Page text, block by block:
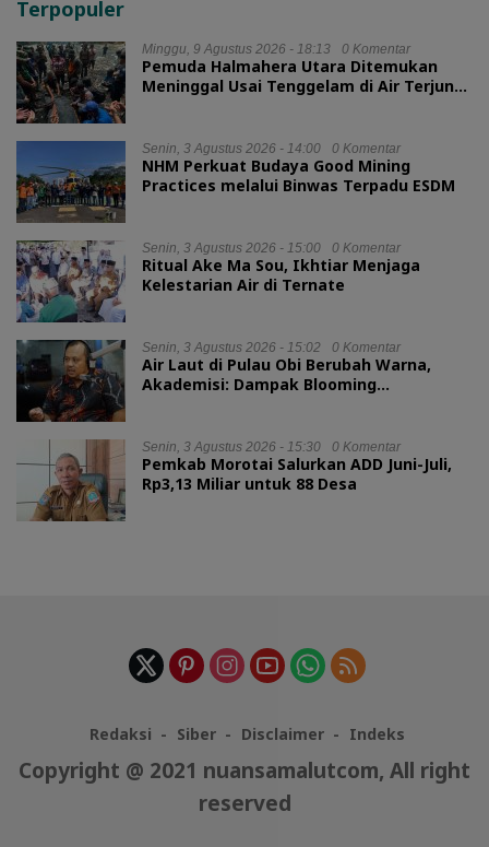
Terpopuler
Minggu, 9 Agustus 2026 - 18:13 0 Komentar
Pemuda Halmahera Utara Ditemukan
Meninggal Usai Tenggelam di Air Terjun
Senin, 3 Agustus 2026 - 14:00 0 Komentar
NHM Perkuat Budaya Good Mining
Practices melalui Binwas Terpadu ESDM
Senin, 3 Agustus 2026 - 15:00 0 Komentar
Ritual Ake Ma Sou, Ikhtiar Menjaga
Kelestarian Air di Ternate
Senin, 3 Agustus 2026 - 15:02 0 Komentar
Air Laut di Pulau Obi Berubah Warna,
Akademisi: Dampak Blooming
Senin, 3 Agustus 2026 - 15:30 0 Komentar
Pemkab Morotai Salurkan ADD Juni-Juli,
Rp3,13 Miliar untuk 88 Desa
Redaksi Siber Disclaimer Indeks
Copyright @ 2021 nuansamalutcom, All right
reserved